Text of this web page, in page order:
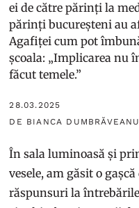
ei de către părinți la
părinți bucureșteni au
Agafiței cum pot
școala: „Implicarea nu
făcut temele.”
28.03.2025
DE BIANCA DUMBRĂVEANU
În sala luminoasă și
vesele, am găsit o
răspunsuri la